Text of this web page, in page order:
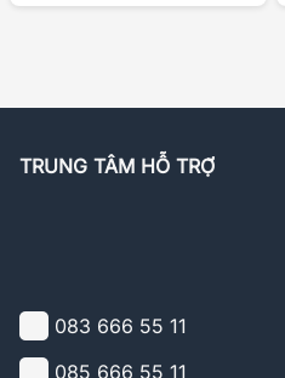
TRUNG TÂM HỖ TRỢ
083 666 55 11
085 666 55 11